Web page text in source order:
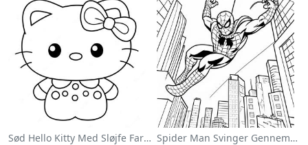
Sød Hello Kitty Med Sløjfe Farvelægningsside Spider Man Svinger Gennem Byen Farvelægningsside